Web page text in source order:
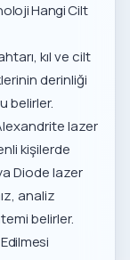
Hangi Cilt
kıl ve cilt
derinliği
belirler.
lazer
kişilerde
Diode lazer
analiz
belirler.